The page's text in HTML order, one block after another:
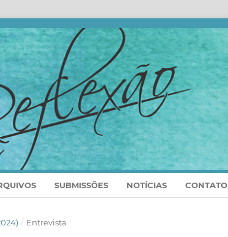
SUBMISSÕES NOTÍCIAS CONTATO
/ Entrevista